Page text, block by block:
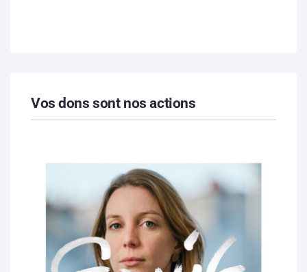
Vos dons sont nos actions